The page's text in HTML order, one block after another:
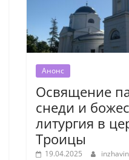
Анонс
Освящение
снеди и
литургия в
Троицы
19.04.2025